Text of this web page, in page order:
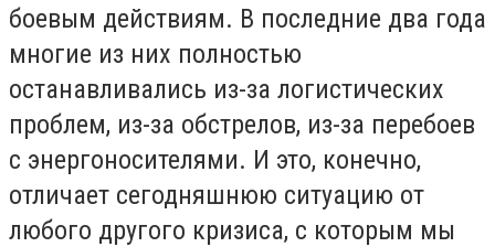
боевым действиям. В последние два года
многие из них полностью
останавливались из-за логистических
проблем, из-за обстрелов, из-за перебоев
с энергоносителями. И это, конечно,
отличает сегодняшнюю ситуацию от
любого другого кризиса, с которым мы